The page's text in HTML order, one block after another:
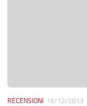
RECENSIONI 16/12/2013